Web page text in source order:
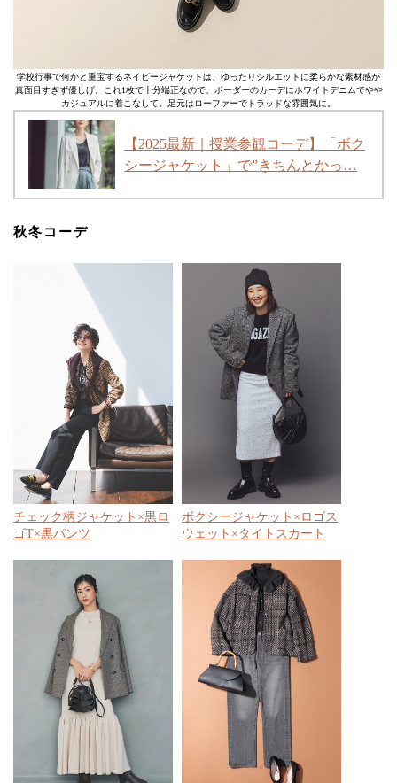
学校行事で何かと重宝するネイビージャケットは、ゆったりシルエットに柔らかな素材感が
真面目すぎず優しげ。これ1枚で十分端正なので、ボーダーのカーデにホワイトデニムでやや
カジュアルに着こなして。足元はローファーでトラッドな雰囲気に。
【2025最新｜授業参観コーデ】「ボク
シージャケット」で”きちんとかっ…
秋冬コーデ
チェック柄ジャケット×黒ロ
ゴT×黒パンツ
ボクシージャケット×ロゴス
ウェット×タイトスカート